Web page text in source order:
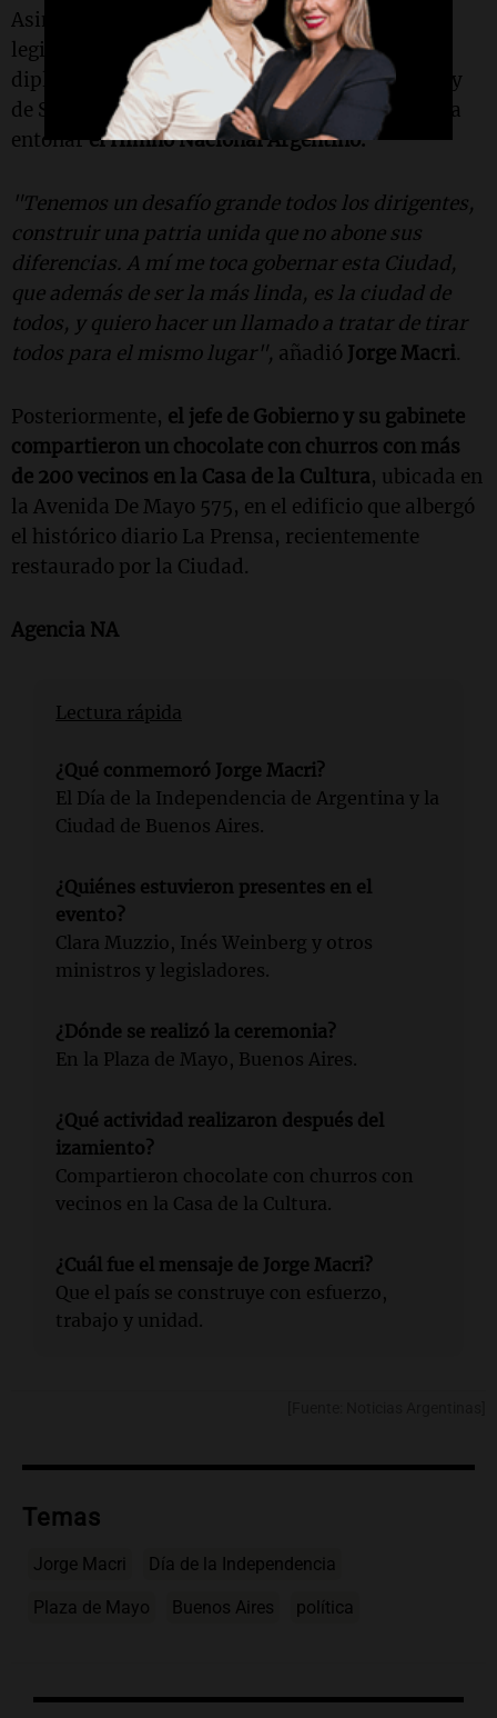
Asimismo, ministros del Gabinete porteño,
legisladores y representantes del cuerpo
diplomático, así como de las Fuerzas Armadas y
de Seguridad, se unieron al alcalde porteño para
entonarel Himno Nacional Argentino.
"Tenemos un desafío grande todos los dirigentes,
construir una patria unida que no abone sus
diferencias. A mí me toca gobernar esta Ciudad,
que además de ser la más linda, es la ciudad de
todos, y quiero hacer un llamado a tratar de tirar
todos para el mismo lugar", añadió Jorge Macri.
Posteriormente, el jefe de Gobierno y su gabinete
compartieron un chocolate con churros con más
de 200 vecinos en la Casa de la Cultura, ubicada en
la Avenida De Mayo 575, en el edificio que albergó
el histórico diario La Prensa, recientemente
restaurado por la Ciudad.
Agencia NA
Lectura rápida
¿Qué conmemoró Jorge Macri?
El Día de la Independencia de Argentina y la
Ciudad de Buenos Aires.
¿Quiénes estuvieron presentes en el
evento?
Clara Muzzio, Inés Weinberg y otros
ministros y legisladores.
¿Dónde se realizó la ceremonia?
En la Plaza de Mayo, Buenos Aires.
¿Qué actividad realizaron después del
izamiento?
Compartieron chocolate con churros con
vecinos en la Casa de la Cultura.
¿Cuál fue el mensaje de Jorge Macri?
Que el país se construye con esfuerzo,
trabajo y unidad.
Temas
Jorge Macri Día de la Independencia
Plaza de Mayo Buenos Aires política